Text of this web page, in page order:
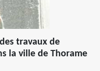
travaux de
la ville de Thorame